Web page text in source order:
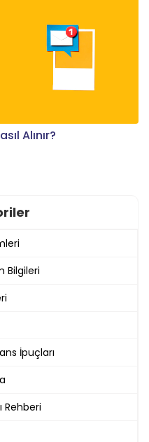
Alınır?
Bilgileri
İpuçları
Rehberi